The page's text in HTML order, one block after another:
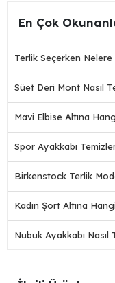
En Çok
Terlik Seçerken Nelere
Süet Deri Mont Nasıl
Mavi Elbise Altına
Spor Ayakkabı
Birkenstock Terlik
Kadın Şort Altına
Nubuk Ayakkabı Nasıl